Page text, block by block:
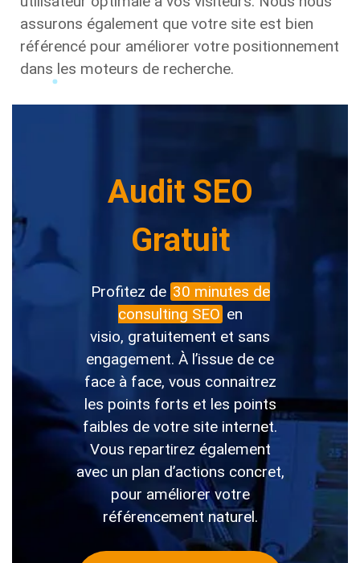
assurons également que votre site est bien
référencé pour améliorer votre positionnement
dans les moteurs de recherche.
Audit SEO
Gratuit
Profitez de 30 minutes de
consulting SEO en
visio, gratuitement et sans
engagement. À l’issue de ce
face à face, vous connaitrez
les points forts et les points
faibles de votre site internet.
Vous repartirez également
avec un plan d’actions concret,
pour améliorer votre
référencement naturel.